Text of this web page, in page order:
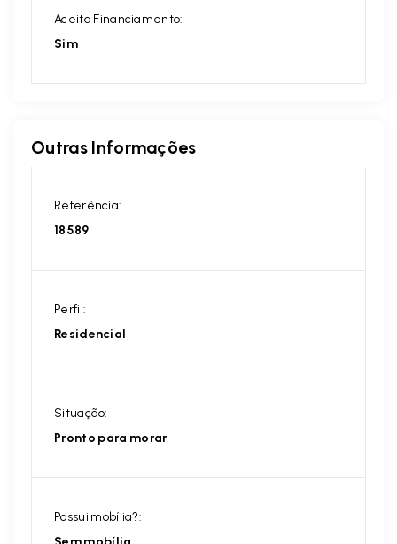
Aceita Financiamento:
Sim
Outras Informações
Referência:
18589
Perfil:
Residencial
Situação:
Pronto para morar
Possui mobília?: